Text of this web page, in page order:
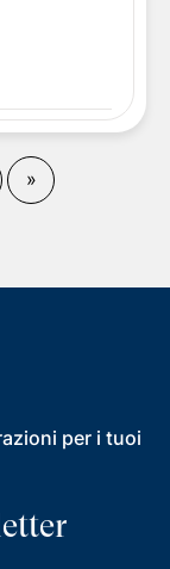
»Fine
per i tuoi